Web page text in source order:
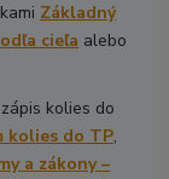
Základný
cieľa alebo
kolies do
kolies do TP,
a zákony –